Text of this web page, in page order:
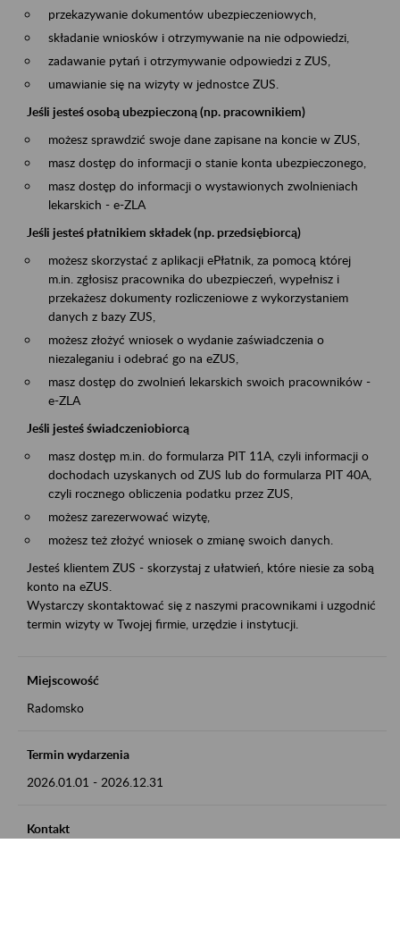
przekazywanie dokumentów ubezpieczeniowych,
składanie wniosków i otrzymywanie na nie odpowiedzi,
zadawanie pytań i otrzymywanie odpowiedzi z ZUS,
umawianie się na wizyty w jednostce ZUS.
Jeśli jesteś osobą ubezpieczoną (np. pracownikiem)
możesz sprawdzić swoje dane zapisane na koncie w ZUS,
masz dostęp do informacji o stanie konta ubezpieczonego,
masz dostęp do informacji o wystawionych zwolnieniach
lekarskich - e-ZLA
Jeśli jesteś płatnikiem składek (np. przedsiębiorcą)
możesz skorzystać z aplikacji ePłatnik, za pomocą której
m.in. zgłosisz pracownika do ubezpieczeń, wypełnisz i
przekażesz dokumenty rozliczeniowe z wykorzystaniem
danych z bazy ZUS,
możesz złożyć wniosek o wydanie zaświadczenia o
niezaleganiu i odebrać go na eZUS,
masz dostęp do zwolnień lekarskich swoich pracowników -
e-ZLA
Jeśli jesteś świadczeniobiorcą
masz dostęp m.in. do formularza PIT 11A, czyli informacji o
dochodach uzyskanych od ZUS lub do formularza PIT 40A,
czyli rocznego obliczenia podatku przez ZUS,
możesz zarezerwować wizytę,
możesz też złożyć wniosek o zmianę swoich danych.
Jesteś klientem ZUS - skorzystaj z ułatwień, które niesie za sobą
konto na eZUS.
Wystarczy skontaktować się z naszymi pracownikami i uzgodnić
termin wizyty w Twojej firmie, urzędzie i instytucji.
Miejscowość
Radomsko
Termin wydarzenia
2026.01.01 - 2026.12.31
Kontakt